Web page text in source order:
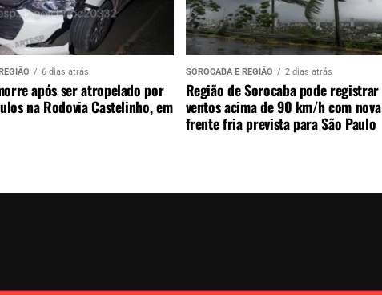
6 dias atrás
após ser atropelado por
na Rodovia Castelinho, em
SOROCABA E REGIÃO 2 dias atrás
Região de Sorocaba pode registrar
ventos acima de 90 km/h com nova
frente fria prevista para São Paulo